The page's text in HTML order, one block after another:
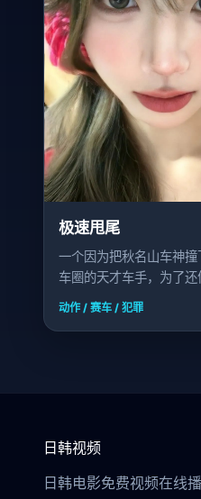
极速甩尾
一个因为把秋名山车神
车圈的天才车手，为了还
竟是自动驾驶AI。
动作 / 赛车 / 犯罪
日韩视频
日韩电影免费视频在线